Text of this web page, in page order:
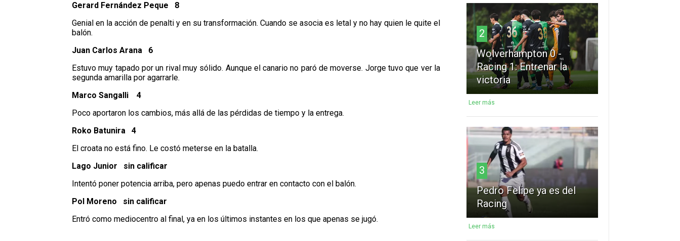
Gerard Fernández Peque 8
Genial en la acción de penalti y en su transformación. Cuando se asocia es letal y no hay quien le quite el
balón.
Juan Carlos Arana 6
Estuvo muy tapado por un rival muy sólido. Aunque el canario no paró de moverse. Jorge tuvo que ver la
segunda amarilla por agarrarle.
Marco Sangalli 4
Poco aportaron los cambios, más allá de las pérdidas de tiempo y la entrega.
Roko Batunira 4
El croata no está fino. Le costó meterse en la batalla.
Lago Junior sin calificar
Intentó poner potencia arriba, pero apenas puedo entrar en contacto con el balón.
Pol Moreno sin calificar
Entró como mediocentro al final, ya en los últimos instantes en los que apenas se jugó.
2
Wolverhampton 0 -
Racing 1: Entrenar la
victoria
Leer más
3
Pedro Felipe ya es del
Racing
Leer más